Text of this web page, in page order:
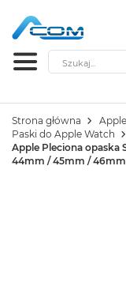
Szukaj
Strona główna
Paski do Apple Watch
Apple Pleciona opaska
44mm / 45mm /